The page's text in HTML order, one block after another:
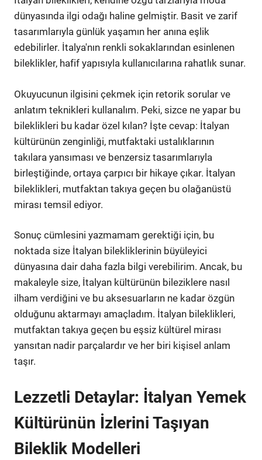
dünyasında ilgi odağı haline gelmiştir. Basit ve zarif
tasarımlarıyla günlük yaşamın her anına eşlik
edebilirler. İtalya'nın renkli sokaklarından esinlenen
bileklikler, hafif yapısıyla kullanıcılarına rahatlık sunar.
Okuyucunun ilgisini çekmek için retorik sorular ve
anlatım teknikleri kullanalım. Peki, sizce ne yapar bu
bileklikleri bu kadar özel kılan? İşte cevap: İtalyan
kültürünün zenginliği, mutfaktaki ustalıklarının
takılara yansıması ve benzersiz tasarımlarıyla
birleştiğinde, ortaya çarpıcı bir hikaye çıkar. İtalyan
bileklikleri, mutfaktan takıya geçen bu olağanüstü
mirası temsil ediyor.
Sonuç cümlesini yazmamam gerektiği için, bu
noktada size İtalyan bilekliklerinin büyüleyici
dünyasına dair daha fazla bilgi verebilirim. Ancak, bu
makaleyle size, İtalyan kültürünün bileziklere nasıl
ilham verdiğini ve bu aksesuarların ne kadar özgün
olduğunu aktarmayı amaçladım. İtalyan bileklikleri,
mutfaktan takıya geçen bu eşsiz kültürel mirası
yansıtan nadir parçalardır ve her biri kişisel anlam
taşır.
Lezzetli Detaylar: İtalyan Yemek
Kültürünün İzlerini Taşıyan
Bileklik Modelleri